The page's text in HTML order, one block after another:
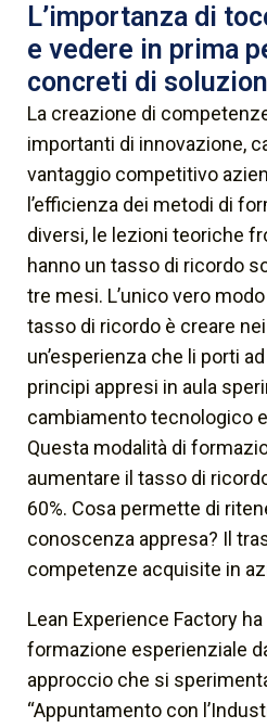
L’importanza di
e vedere in prima
concreti di
La creazione di
importanti di innovazione,
vantaggio competitivo
l’efficienza dei metodi di
diversi, le lezioni teoriche
hanno un tasso di ricordo
tre mesi. L’unico vero
tasso di ricordo è creare
un’esperienza che li porti
principi appresi in aula
cambiamento tecnologico
Questa modalità di
aumentare il tasso di
60%. Cosa permette di
conoscenza appresa? Il
competenze acquisite in
Lean Experience Factory
formazione esperienziale
approccio che si
“Appuntamento con